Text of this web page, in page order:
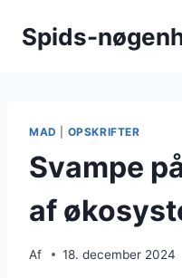
Spids-
MAD OPSKRIFTER
Svampe
af
Af 18. december 2024